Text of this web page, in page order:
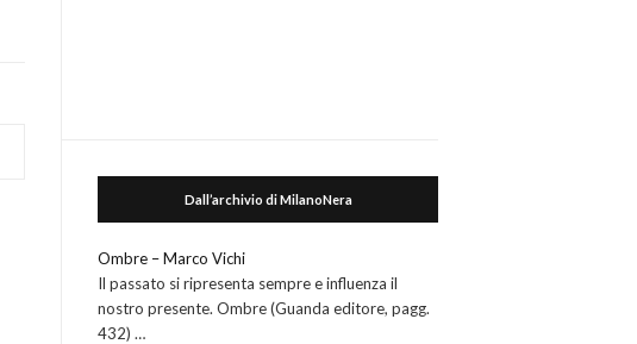
Dall’archivio di MilanoNera
Ombre – Marco Vichi
Il passato si ripresenta sempre e influenza il
nostro presente. Ombre (Guanda editore, pagg.
432) …